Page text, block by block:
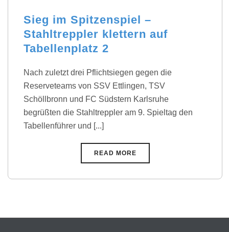
Sieg im Spitzenspiel –
Stahltreppler klettern auf
Tabellenplatz 2
Nach zuletzt drei Pflichtsiegen gegen die
Reserveteams von SSV Ettlingen, TSV
Schöllbronn und FC Südstern Karlsruhe
begrüßten die Stahltreppler am 9. Spieltag den
Tabellenführer und [...]
READ MORE